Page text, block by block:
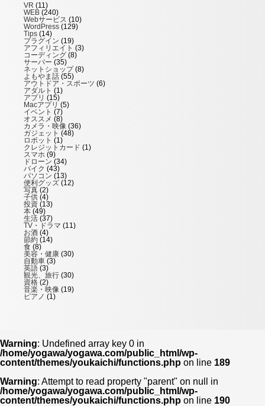
VR (11)
WEB (240)
Webサービス (10)
WordPress (129)
Tips (14)
プラグイン (19)
アフィリエイト (3)
コーディング (8)
サーバー (35)
ネットショップ(8)
よもやま話 (55)
アウトドア・スポーツ (6)
アダルト (1)
アプリ (15)
Macアプリ (5)
イベント (7)
オススメ (8)
カメラ・映像 (36)
ガジェット (48)
ロボット (1)
クレジットカード (1)
スマホ (9)
ドローン (34)
バイク (43)
パソコン (13)
便利グッズ (12)
写真 (2)
子供 (4)
投資 (13)
本 (49)
生活 (37)
TV・ドラマ (11)
お酒 (4)
節約 (14)
食 (8)
美容・健康 (30)
自動車 (3)
英語 (3)
観光、旅行 (30)
資格 (2)
音楽・映像 (19)
ピアノ (1)
Warning: Undefined array key 0 in
/home/yogawa/yogawa.com/public_html/wp-
content/themes/youkaichi/functions.php on line 189
Warning: Attempt to read property "parent" on null in
/home/yogawa/yogawa.com/public_html/wp-
content/themes/youkaichi/functions.php on line 190